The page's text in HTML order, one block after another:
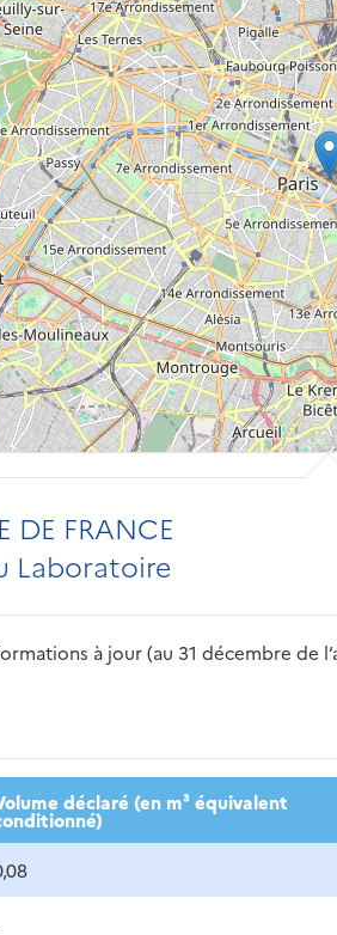
DE FRANCE
Laboratoire
à jour (au 31 décembre de
2016 2017
déclaré (en m³ équivalent